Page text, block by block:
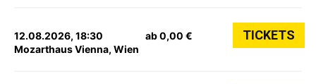
12.08.2026, 18:30
Mozarthaus Vienna, Wien
ab 0,00 € TICKETS